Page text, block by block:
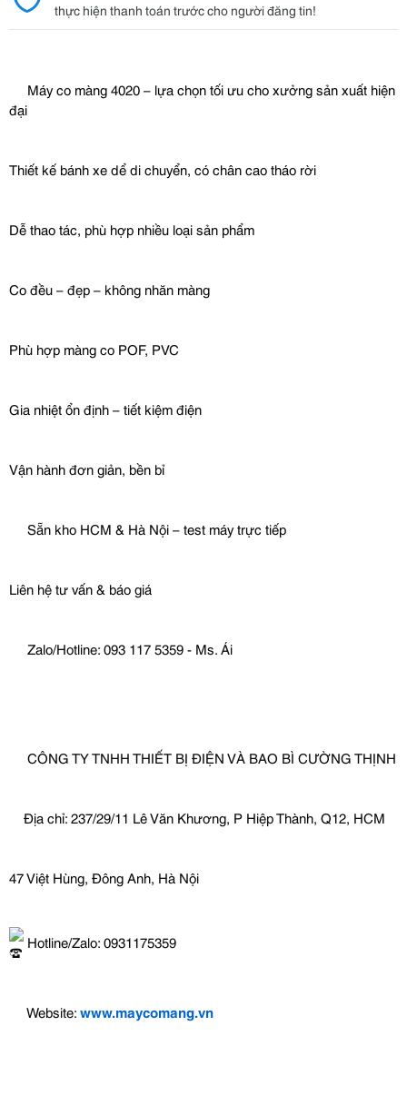
thực hiện thanh toán trước cho người đăng tin!
Máy co màng 4020 – lựa chọn tối ưu cho xưởng sản xuất hiện
đại
Thiết kế bánh xe dể di chuyển, có chân cao tháo rời
Dễ thao tác, phù hợp nhiều loại sản phẩm
Co đều – đẹp – không nhăn màng
Phù hợp màng co POF, PVC
Gia nhiệt ổn định – tiết kiệm điện
Vận hành đơn giản, bền bỉ
Sẵn kho HCM & Hà Nội – test máy trực tiếp
Liên hệ tư vấn & báo giá
Zalo/Hotline: 093 117 5359 - Ms. Ái
CÔNG TY TNHH THIẾT BỊ ĐIỆN VÀ BAO BÌ CƯỜNG THỊNH
Địa chỉ: 237/29/11 Lê Văn Khương, P Hiệp Thành, Q12, HCM
47 Việt Hùng, Đông Anh, Hà Nội
Hotline/Zalo: 0931175359
Website: www.maycomang.vn